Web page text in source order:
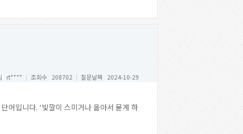
rt**** | 조회수 208702 | 질문날짜 2024-10-29
어입니다. '빛깔이 스미거나 옮아서 묻게 하